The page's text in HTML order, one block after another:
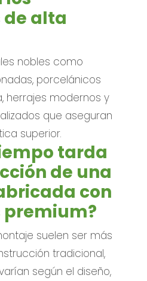
alta
nobles como
porcelánicos
herrajes modernos y
que aseguran
superior.
tarda
de una
con
suelen ser más
tradicional,
según el diseño,